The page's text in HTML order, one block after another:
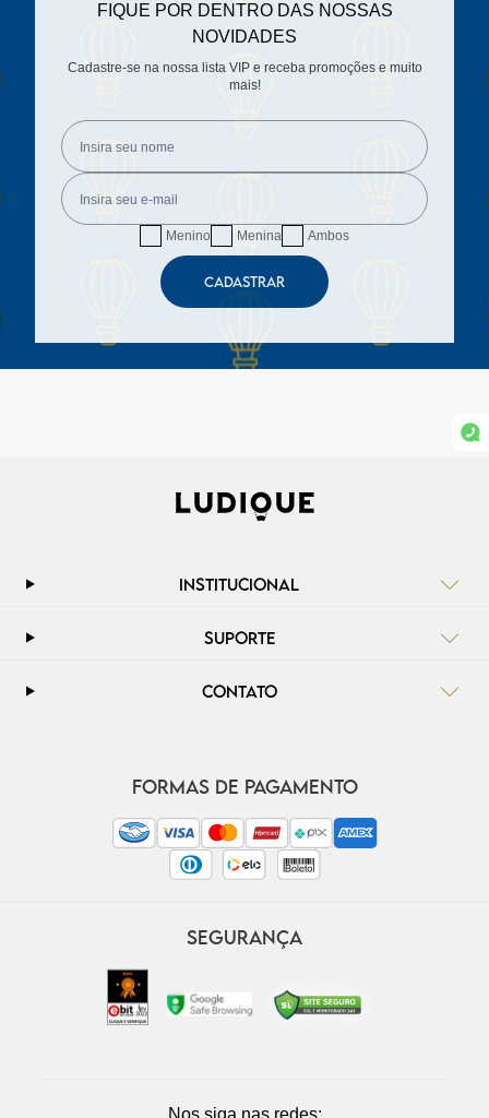
FIQUE POR DENTRO DAS NOSSAS
NOVIDADES
Cadastre-se na nossa lista VIP e receba promoções e muito
mais!
Menino Menina Ambos
CADASTRAR
INSTITUCIONAL
SUPORTE
CONTATO
FORMAS DE PAGAMENTO
SEGURANÇA
Nos siga nas redes: